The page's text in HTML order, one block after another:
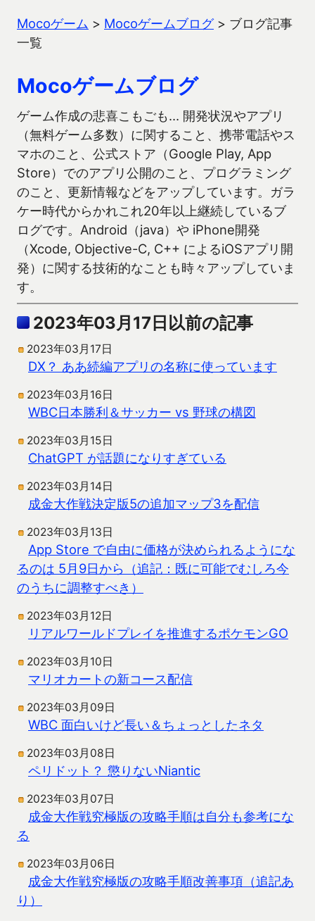
Mocoゲーム > Mocoゲームブログ> ブログ記事
一覧
Mocoゲームブログ
ゲーム作成の悲喜こもごも… 開発状況やアプリ
（無料ゲーム多数）に関すること、携帯電話やス
マホのこと、公式ストア（Google Play, App
Store）でのアプリ公開のこと、プログラミング
のこと、更新情報などをアップしています。ガラ
ケー時代からかれこれ20年以上継続しているブ
ログです。Android（java）や iPhone開発
（Xcode, Objective-C, C++ によるiOSアプリ開
発）に関する技術的なことも時々アップしていま
す。
2023年03月17日以前の記事
2023年03月17日
DX？ ああ続編アプリの名称に使っています
2023年03月16日
WBC日本勝利＆サッカー vs 野球の構図
2023年03月15日
ChatGPT が話題になりすぎている
2023年03月14日
成金大作戦決定版5の追加マップ3を配信
2023年03月13日
App Store で自由に価格が決められるようにな
るのは 5月9日から（追記：既に可能でむしろ今
のうちに調整すべき）
2023年03月12日
リアルワールドプレイを推進するポケモンGO
2023年03月10日
マリオカートの新コース配信
2023年03月09日
WBC 面白いけど長い＆ちょっとしたネタ
2023年03月08日
ペリドット？ 懲りないNiantic
2023年03月07日
成金大作戦究極版の攻略手順は自分も参考にな
る
2023年03月06日
成金大作戦究極版の攻略手順改善事項（追記あ
り）